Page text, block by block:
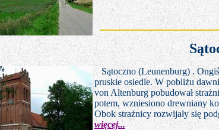
Sątoczno (Leunenburg) . Ongiś
pruskie osiedle. W pobliżu
von Altenburg pobudował
potem, wzniesiono drewniany
Obok strażnicy rozwijały się
więcej...